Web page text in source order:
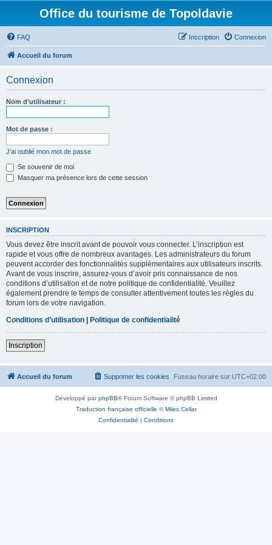
Office du tourisme de Topoldavie
FAQ Connexion
Inscription
Accueil du forum
Connexion
Nom d’utilisateur :
Mot de passe :
J’ai oublié mon mot de passe
Se souvenir de moi
Masquer ma présence lors de cette session
INSCRIPTION
Vous devez être inscrit avant de pouvoir vous connecter. L’inscription est
rapide et vous offre de nombreux avantages. Les administrateurs du forum
peuvent accorder des fonctionnalités supplémentaires aux utilisateurs inscrits.
Avant de vous inscrire, assurez-vous d’avoir pris connaissance de nos
conditions d’utilisation et de notre politique de confidentialité. Veuillez
également prendre le temps de consulter attentivement toutes les règles du
forum lors de votre navigation.
Conditions d’utilisation | Politique de confidentialité
Inscription
Accueil du forum Fuseau horaire sur UTC+02:00
Supprimer les cookies
Développé parphpBB® Forum Software © phpBB Limited
Traduction française officielle ©Miles Cellar
Confidentialité | Conditions